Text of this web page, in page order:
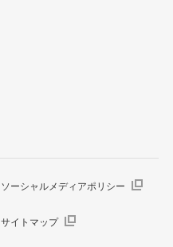
ソーシャルメディアポリシー
サイトマップ